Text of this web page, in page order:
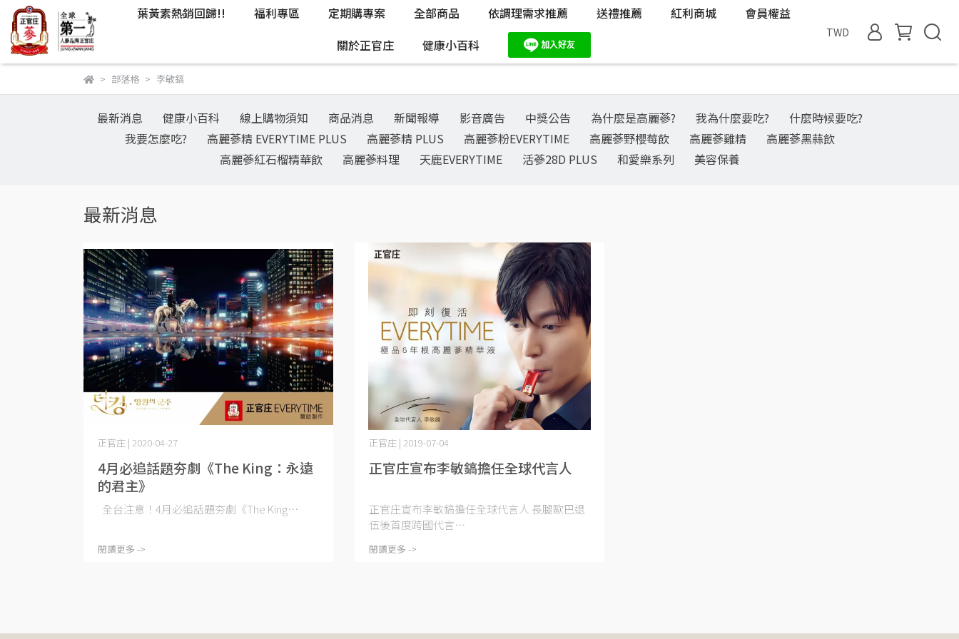
葉黃素熱銷回歸!! 福利專區 定期購專案 全部商品 依調理需求推薦 送禮推薦 紅利商城
會員權益
關於正官庄
健康小百科
TWD
部落格 李敏鎬
最新消息 健康小百科 線上購物須知 商品消息 新聞報導 影音廣告 中獎公告 為什麼是高麗蔘? 我為什麼要吃?
什麼時候要吃?
我要怎麼吃?
高麗蔘精 EVERYTIME PLUS 高麗蔘精 PLUS 高麗蔘粉EVERYTIME 高麗蔘野櫻莓飲 高麗蔘雞精
高麗蔘黑蒜飲
高麗蔘紅石榴精華飲
高麗蔘料理 天鹿EVERYTIME 活蔘28D PLUS 和愛樂系列 美容保養
最新消息
4月必追話題夯劇《The King：永遠
的君主》
正官庄 | 2020-04-27
全台注意！4月必追話題夯劇《The King⋯
閱讀更多 ->
正官庄宣布李敏鎬擔任全球代言人
正官庄 | 2019-07-04
正官庄宣布李敏鎬擔任全球代言人 長腿歐巴退
伍後首度跨國代言⋯
閱讀更多 ->